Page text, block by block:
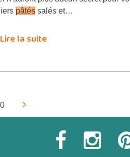
pâtés salés et…
Lire la suite